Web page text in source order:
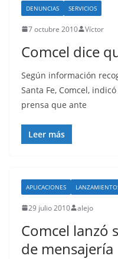
DENUNCIAS SERVICIOS
7 octubre 2010 Víctor
Comcel dice
Según información
Santa Fe, Comcel,
prensa que ante
Leer más
APLICACIONES
29 julio 2010 alejo
Comcel lanzó
de mensajería